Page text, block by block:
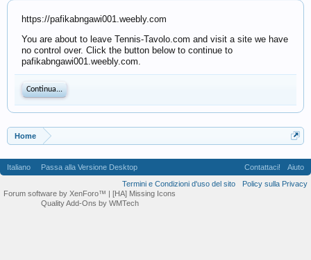
https://pafikabngawi001.weebly.com
You are about to leave Tennis-Tavolo.com and visit a site we have
no control over. Click the button below to continue to
pafikabngawi001.weebly.com.
Continua...
Home
Italiano Passa alla Versione Desktop Contattaci!
Aiuto
Termini e Condizioni d'uso del sito
Policy sulla Privacy
Forum software by XenForo™ | [HA] Missing Icons
Quality Add-Ons by WMTech